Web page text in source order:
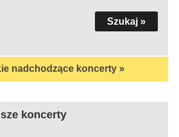
nadchodzące koncerty »
koncerty